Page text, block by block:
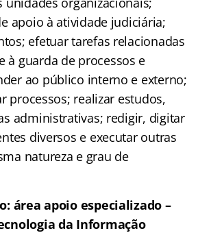
apoio à atividade judiciária;
efetuar tarefas relacionadas
à guarda de processos e
ao público interno e externo;
processos; realizar estudos,
administrativas; redigir, digitar
diversos e executar outras
natureza e grau de
área apoio especializado –
da Informação